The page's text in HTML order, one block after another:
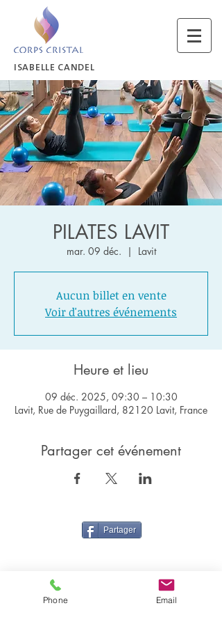
ISABELLE CANDEL
PILATES LAVIT
mar. 09 déc.
  |
Lavit
Aucun billet en vente
Voir d'autres événements
Heure et lieu
09 déc. 2025, 09:30 – 10:30
Lavit, Rue de Puygaillard, 82120 Lavit, France
Partager cet événement
Partager
Phone Email